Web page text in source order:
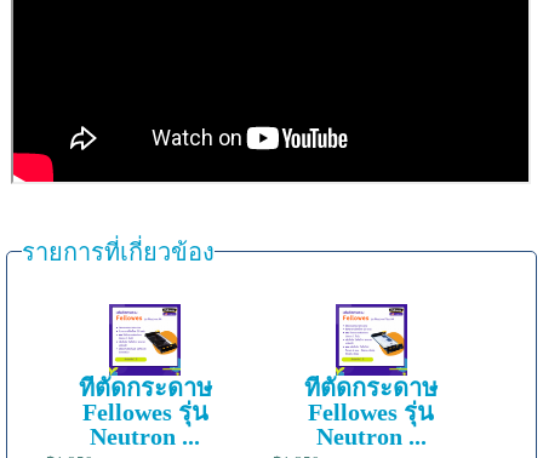
รายการที่เกี่ยวข้อง
ที่ตัดกระดาษ
Fellowes รุ่น
Neutron ...
ที่ตัดกระดาษ
Fellowes รุ่น
Neutron ...